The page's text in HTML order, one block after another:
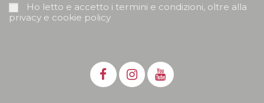
Ho letto e accetto i termini e condizioni, oltre alla
privacy e cookie policy